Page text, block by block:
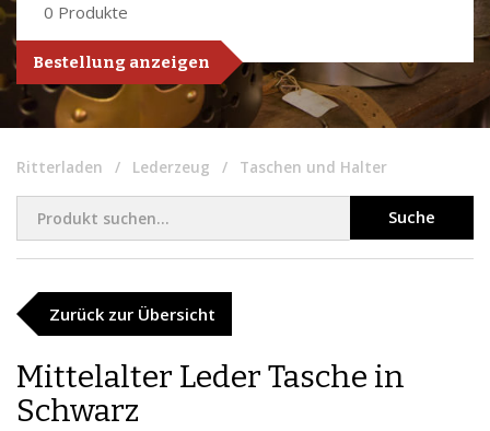
0 Produkte
Bestellung anzeigen
Ritterladen Lederzeug Taschen und Halter
Suche
Zurück zur Übersicht
Mittelalter Leder Tasche in
Schwarz